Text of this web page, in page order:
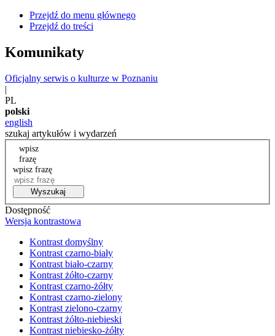
Przejdź do menu głównego
Przejdź do treści
Komunikaty
Oficjalny serwis o kulturze w Poznaniu
|
PL
polski
english
szukaj artykułów i wydarzeń
wpisz
frazę
wpisz frazę
Wyszukaj
Dostępność
Wersja kontrastowa
Kontrast domyślny
Kontrast czarno-biały
Kontrast biało-czarny
Kontrast żółto-czarny
Kontrast czarno-żółty
Kontrast czarno-zielony
Kontrast zielono-czarny
Kontrast żółto-niebieski
Kontrast niebiesko-żółty